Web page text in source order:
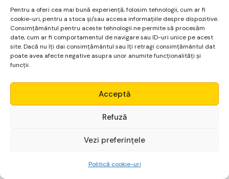
Pentru a oferi cea mai bună experiență, folosim tehnologii, cum ar fi
cookie-uri, pentru a stoca și/sau accesa informațiile despre dispozitive.
Consimțământul pentru aceste tehnologii ne permite să procesăm
date, cum ar fi comportamentul de navigare sau ID-uri unice pe acest
site. Dacă nu îți dai consimțământul sau îți retragi consimțământul dat
poate avea afecte negative asupra unor anumite funcționalități și
funcții.
Acceptă
Refuză
Vezi preferințele
Politică cookie-uri
generală a tendinței de preț. Poți observa când
prețul este deasupra mediei mobile, indicând o
tendință ascendentă, sau când este sub medie,
indicând o tendință descendentă. Crossover-ul între
două medii mobile poate oferi semnale de cumpărare
sau vânzare.
Relative Strength Index (RSI) este un oscilator care îți
indică nivelurile de supravânzare și supracumpărare
ale unui instrument financiar. Valori sub 30 indică
supravânzare, iar valori peste 70 indică
momentele de reversare a tendinței sau divergențele
Micro Alpha
Începe gratuit